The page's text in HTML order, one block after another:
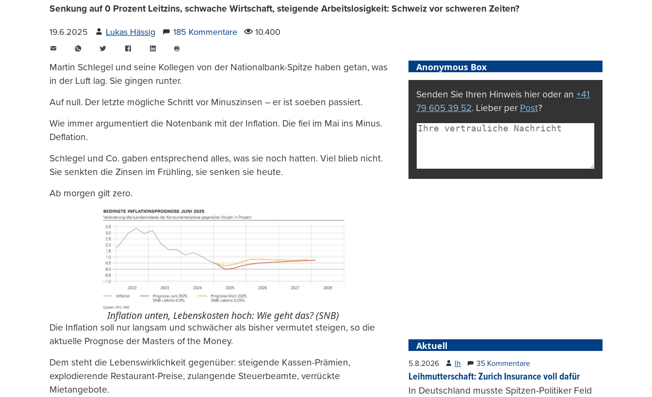
Senkung auf 0 Prozent Leitzins, schwache Wirtschaft, steigende Arbeitslosigkeit: Schweiz vor schweren Zeiten?
19.6.2025 Lukas Hässig 185 Kommentare 10.400
WhatsAppTwitter FacebookLinkedIn
Martin Schlegel und seine Kollegen von der Nationalbank-Spitze haben getan, was
in der Luft lag. Sie gingen runter.
Auf null. Der letzte mögliche Schritt vor Minuszinsen – er ist soeben passiert.
Wie immer argumentiert die Notenbank mit der Inflation. Die fiel im Mai ins Minus.
Deflation.
Schlegel und Co. gaben entsprechend alles, was sie noch hatten. Viel blieb nicht.
Sie senkten die Zinsen im Frühling, sie senken sie heute.
Ab morgen gilt zero.
Inflation unten, Lebenskosten hoch: Wie geht das? (SNB)
Die Inflation soll nur langsam und schwächer als bisher vermutet steigen, so die
aktuelle Prognose der Masters of the Money.
Dem steht die Lebenswirklichkeit gegenüber: steigende Kassen-Prämien,
explodierende Restaurant-Preise, zulangende Steuerbeamte, verrückte
Mietangebote.
Anonymous Box
Senden Sie Ihren Hinweis hier oder an +41
79 605 39 52. Lieber per Post?
Aktuell
5.8.2026 lh 35 Kommentare
Leihmutterschaft: Zurich Insurance voll dafür
In Deutschland musste Spitzen-Politiker Feld